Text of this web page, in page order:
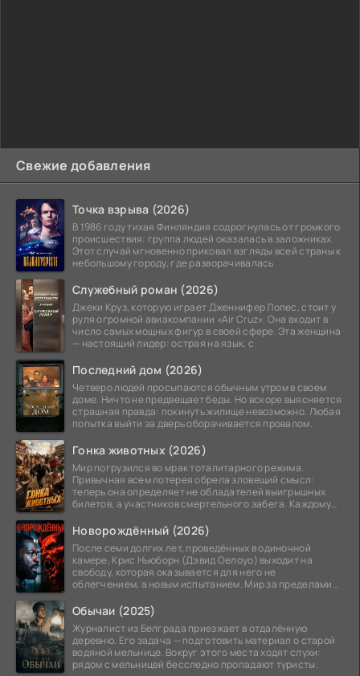
Свежие добавления
Точка взрыва (2026)
В 1986 году тихая Финляндия содрогнулась от громкого
происшествия: группа людей оказалась в заложниках.
Этот случай мгновенно приковал взгляды всей страны к
небольшому городу, где разворачивалась
Служебный роман (2026)
Джеки Круз, которую играет Дженнифер Лопес, стоит у
руля огромной авиакомпании «Air Cruz». Она входит в
число самых мощных фигур в своей сфере. Эта женщина
— настоящий лидер: острая на язык, с
Последний дом (2026)
Четверо людей просыпаются обычным утром в своем
доме. Ничто не предвещает беды. Но вскоре выясняется
страшная правда: покинуть жилище невозможно. Любая
попытка выйти за дверь оборачивается провалом.
Гонка животных (2026)
Мир погрузился во мрак тоталитарного режима.
Привычная всем лотерея обрела зловещий смысл:
теперь она определяет не обладателей выигрышных
билетов, а участников смертельного забега. Каждому
Новорождённый (2026)
После семи долгих лет, проведённых в одиночной
камере, Крис Ньюборн (Дэвид Оелоуо) выходит на
свободу, которая оказывается для него не
облегчением, а новым испытанием. Мир за пределами
Обычаи (2025)
Журналист из Белграда приезжает в отдалённую
деревню. Его задача — подготовить материал о старой
водяной мельнице. Вокруг этого места ходят слухи:
рядом с мельницей бесследно пропадают туристы.